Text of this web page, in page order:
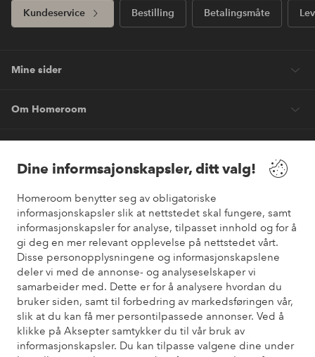
Dine informsajonskapsler, ditt valg!
Homeroom benytter seg av obligatoriske
informasjonskapsler slik at nettstedet skal fungere, samt
informasjonskapsler for analyse, tilpasset innhold og for å
gi deg en mer relevant opplevelse på nettstedet vårt.
Disse personopplysningene og informasjonskapslene
deler vi med de annonse- og analyseselskaper vi
samarbeider med. Dette er for å analysere hvordan du
bruker siden, samt til forbedring av markedsføringen vår,
slik at du kan få mer persontilpassede annonser. Ved å
klikke på Aksepter samtykker du til vår bruk av
informasjonskapsler. Du kan tilpasse valgene dine under
Kundeservice Bestilling Betalingsmåte
Mine sider
Om Homeroom
Venner
Sikre betalinger
Vil du vite mer om våre betalingsalternativer?
elpy